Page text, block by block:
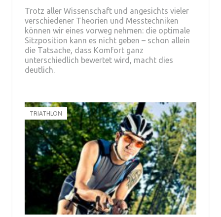
Trotz aller Wissenschaft und angesichts vieler
verschiedener Theorien und Messtechniken
können wir eines vorweg nehmen: die optimale
Sitzposition kann es nicht geben – schon allein
die Tatsache, dass Komfort ganz
unterschiedlich bewertet wird, macht dies
deutlich.
TRIATHLON